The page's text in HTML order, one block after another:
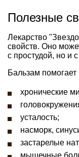
Полезные
Лекарство
свойств. Оно
с простудой, но и
Бальзам
хронические
усталость;
насморк,
застарелые
мышечные